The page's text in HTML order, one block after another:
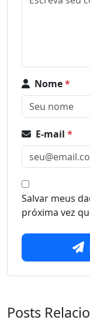
Nome*
E-mail *
Salvar meus
próxima vez
Posts